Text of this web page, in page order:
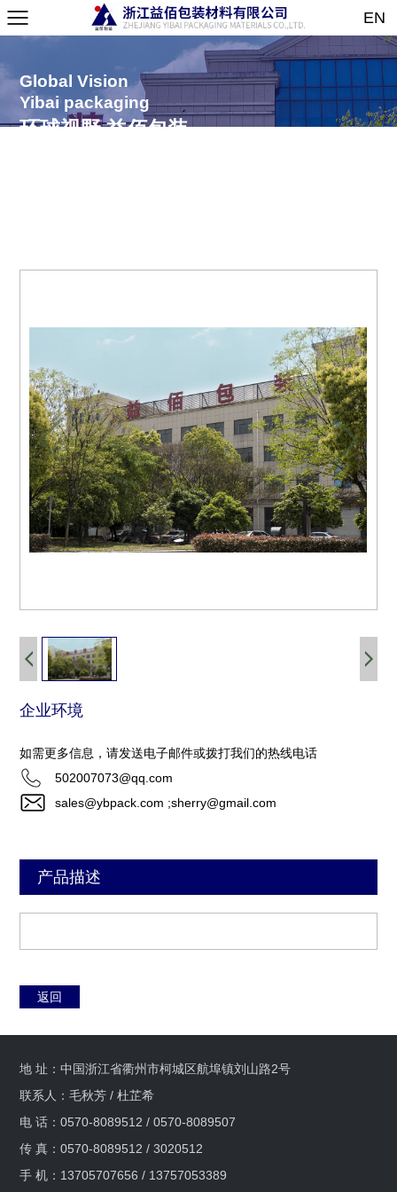
EN
Global Vision
Yibai packaging
环球视野 益佰包装
企业环境
如需更多信息，请发送电子邮件或拨打我们的热线电话
502007073@qq.com
sales@ybpack.com ;sherry@gmail.com
产品描述
返回
地 址：中国浙江省衢州市柯城区航埠镇刘山路2号
联系人：毛秋芳 / 杜芷希
电 话：0570-8089512 / 0570-8089507
传 真：0570-8089512 / 3020512
手 机：13705707656 / 13757053389